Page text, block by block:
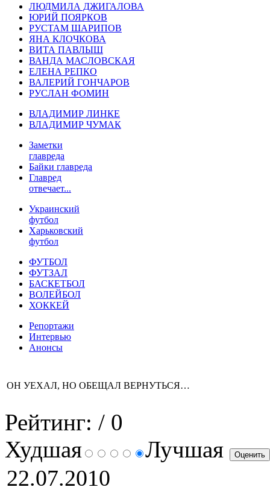
ЛЮДМИЛА ДЖИГАЛОВА
ЮРИЙ ПОЯРКОВ
РУСТАМ ШАРИПОВ
ЯНА КЛОЧКОВА
ВИТА ПАВЛЫШ
ВАНДА МАСЛОВСКАЯ
ЕЛЕНА РЕПКО
ВАЛЕРИЙ ГОНЧАРОВ
РУСЛАН ФОМИН
ВЛАДИМИР ЛИНКЕ
ВЛАДИМИР ЧУМАК
Заметки
главреда
Байки главреда
Главред
отвечает...
Украинский
футбол
Харьковский
футбол
ФУТБОЛ
ФУТЗАЛ
БАСКЕТБОЛ
ВОЛЕЙБОЛ
ХОККЕЙ
Репортажи
Интервью
Анонсы
ОН УЕХАЛ, НО ОБЕЩАЛ ВЕРНУТЬСЯ…
Рейтинг: / 0
Худшая
Лучшая
22.07.2010